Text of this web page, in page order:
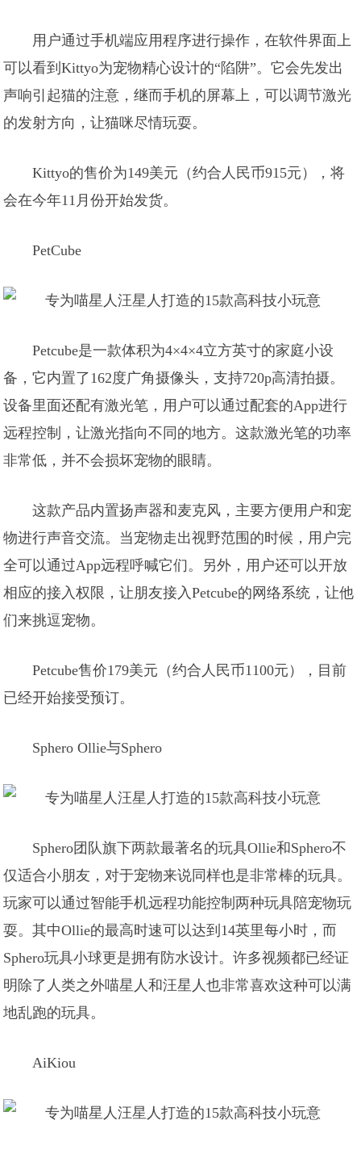
用户通过手机端应用程序进行操作，在软件界面上
可以看到Kittyo为宠物精心设计的“陷阱”。它会先发出
声响引起猫的注意，继而手机的屏幕上，可以调节激光
的发射方向，让猫咪尽情玩耍。
Kittyo的售价为149美元（约合人民币915元），将
会在今年11月份开始发货。
PetCube
Petcube是一款体积为4×4×4立方英寸的家庭小设
备，它内置了162度广角摄像头，支持720p高清拍摄。
设备里面还配有激光笔，用户可以通过配套的App进行
远程控制，让激光指向不同的地方。这款激光笔的功率
非常低，并不会损坏宠物的眼睛。
这款产品内置扬声器和麦克风，主要方便用户和宠
物进行声音交流。当宠物走出视野范围的时候，用户完
全可以通过App远程呼喊它们。另外，用户还可以开放
相应的接入权限，让朋友接入Petcube的网络系统，让他
们来挑逗宠物。
Petcube售价179美元（约合人民币1100元），目前
已经开始接受预订。
Sphero Ollie与Sphero
Sphero团队旗下两款最著名的玩具Ollie和Sphero不
仅适合小朋友，对于宠物来说同样也是非常棒的玩具。
玩家可以通过智能手机远程功能控制两种玩具陪宠物玩
耍。其中Ollie的最高时速可以达到14英里每小时，而
Sphero玩具小球更是拥有防水设计。许多视频都已经证
明除了人类之外喵星人和汪星人也非常喜欢这种可以满
地乱跑的玩具。
AiKiou